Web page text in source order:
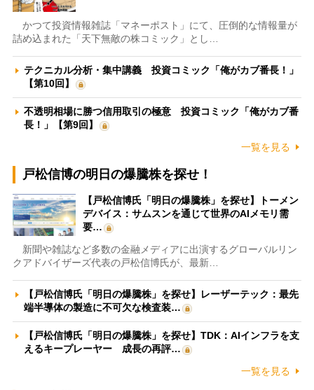
かつて投資情報雑誌「マネーポスト」にて、圧倒的な情報量が
詰め込まれた「天下無敵の株コミック」とし…
テクニカル分析・集中講義 投資コミック「俺がカブ番長！」
【第10回】
不透明相場に勝つ信用取引の極意 投資コミック「俺がカブ番
長！」【第9回】
一覧を見る
戸松信博の明日の爆騰株を探せ！
【戸松信博氏「明日の爆騰株」を探せ】トーメン
デバイス：サムスンを通じて世界のAIメモリ需
要…
新聞や雑誌など多数の金融メディアに出演するグローバルリン
クアドバイザーズ代表の戸松信博氏が、最新…
【戸松信博氏「明日の爆騰株」を探せ】レーザーテック：最先
端半導体の製造に不可欠な検査装…
【戸松信博氏「明日の爆騰株」を探せ】TDK：AIインフラを支
えるキープレーヤー 成長の再評…
一覧を見る